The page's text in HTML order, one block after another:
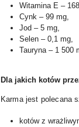
Witamina E –
Cynk – 99 mg,
Jod – 5 mg,
Selen – 0,1 mg,
Tauryna – 1 500
Dla jakich kotów
Karma jest polecana
kotów z